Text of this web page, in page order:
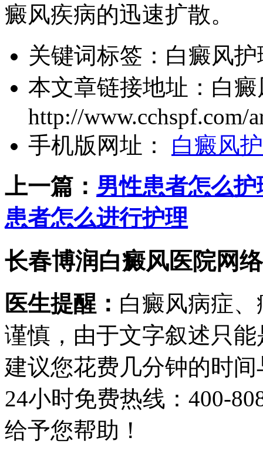
癜风疾病的迅速扩散。
关键词标签： 白癜风
本文章链接地址： 白
http://www.cchspf.com/
手机版网址：
白癜风
上一篇： 男性患者怎么
患者怎么进行护理
长春博润白癜风医院网
医生提醒： 白癜风病症
谨慎，由于文字叙述只
建议您花费几分钟的时
24小时免费热线： 400-
给予您帮助！